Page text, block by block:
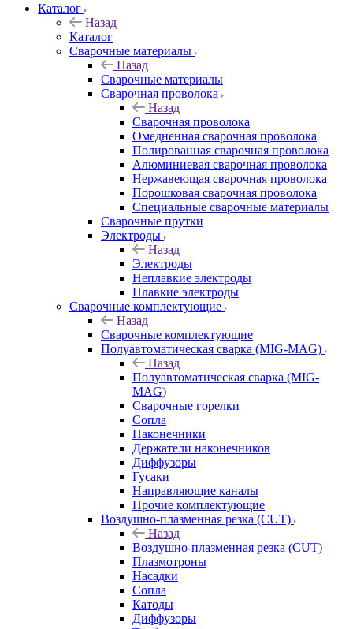
Каталог
Назад
Каталог
Сварочные материалы
Назад
Сварочные материалы
Сварочная проволока
Назад
Сварочная проволока
Омедненная сварочная проволока
Полированная сварочная проволока
Алюминиевая сварочная проволока
Нержавеющая сварочная проволока
Порошковая сварочная проволока
Специальные сварочные материалы
Сварочные прутки
Электроды
Назад
Электроды
Неплавкие электроды
Плавкие электроды
Сварочные комплектующие
Назад
Сварочные комплектующие
Полуавтоматическая сварка (MIG-MAG)
Назад
Полуавтоматическая сварка (MIG-
MAG)
Сварочные горелки
Сопла
Наконечники
Держатели наконечников
Диффузоры
Гусаки
Направляющие каналы
Прочие комплектующие
Воздушно-плазменная резка (CUT)
Назад
Воздушно-плазменная резка (CUT)
Плазмотроны
Насадки
Сопла
Катоды
Диффузоры